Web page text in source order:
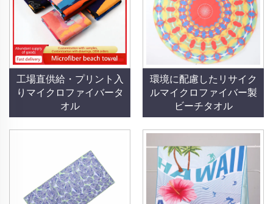
工場直供給・プリント入
りマイクロファイバータ
オル
環境に配慮したリサイク
ルマイクロファイバー製
ビーチタオル